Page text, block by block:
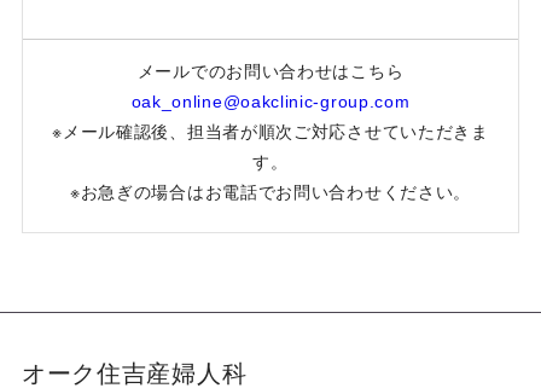
メールでのお問い合わせはこちら
oak_online@oakclinic-group.com
※メール確認後、担当者が順次ご対応させていただきま
す。
※お急ぎの場合はお電話でお問い合わせください。
オーク住吉産婦人科